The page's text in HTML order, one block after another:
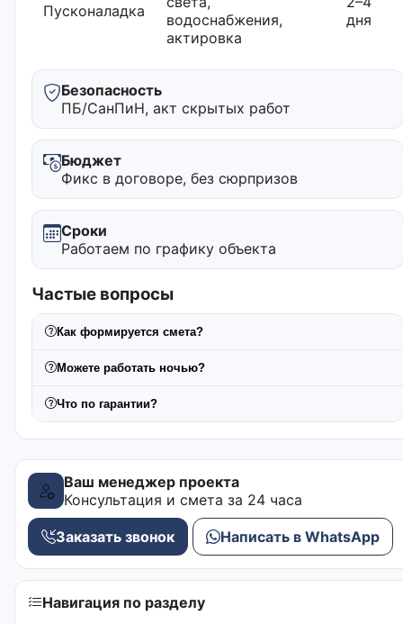
Пусконаладка
водоснабжения,
актировка
дня
Безопасность
ПБ/СанПиН, акт скрытых работ
Бюджет
Фикс в договоре, без сюрпризов
Сроки
Работаем по графику объекта
Частые вопросы
Как формируется смета?
Можете работать ночью?
Что по гарантии?
Ваш менеджер проекта
Консультация и смета за 24 часа
Заказать звонок Написать в WhatsApp
Навигация по разделу